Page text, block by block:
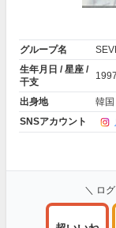
グループ名
生年月日 / 星座 /
干支
出身地
韓国
SNSアカウント
＼ ロ